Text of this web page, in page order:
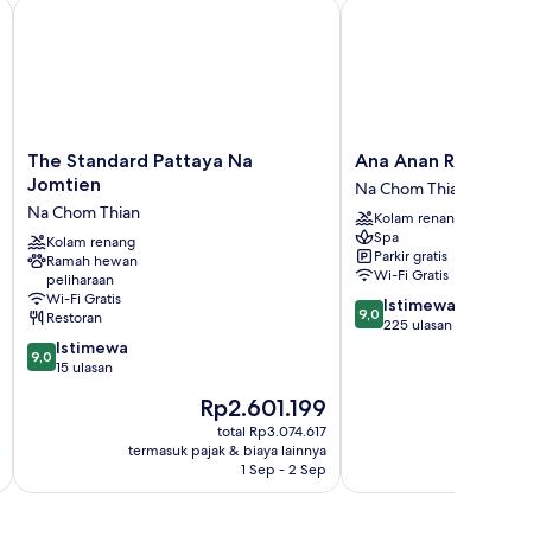
The
Standard
Na
Jomtien
Na
Chom
Thian
The Standard Pattaya Na
Jomtien
Na Chom Thian
Kolam renang
Ramah hewan
peliharaan
Wi-Fi Gratis
Restoran
9.0
dari
9,0 Istimewa
15 ulasan
Harga
sekarang
Rp2.601.199
Rp2.601.199
total Rp3.074.617
termasuk pajak & biaya lainnya
1 Sep - 2 Sep
Ana
Anan
Resort
&
Villas
Pattaya
Na
Chom
Thian
Ana Anan Resort &
Na Chom Thian
Kolam renang
Spa
Parkir gratis
Wi-Fi Gratis
9.0
dari
9,0 Istimewa
225 ulasan